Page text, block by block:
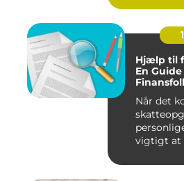
Hjælp til
En
Når det
vigtigt at